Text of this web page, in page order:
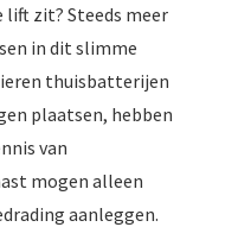
lift zit? Steeds meer
in dit slimme
thuisbatterijen
plaatsen, hebben
van
mogen alleen
aanleggen.